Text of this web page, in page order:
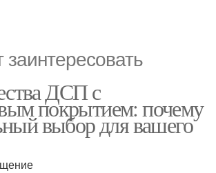
ДСП с
покрытием: почему
выбор для вашего